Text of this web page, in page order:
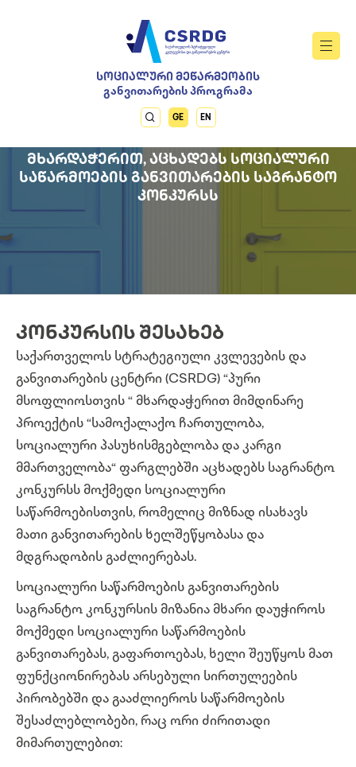
ᲡᲝᲪᲘᲐᲚᲣᲠᲘ ᲛᲔᲬᲐᲠᲛᲔᲝᲑᲘᲡ
განვითარების პროგრამა
GE EN
ᲛᲮᲐᲠᲓᲐᲭᲔᲠᲘᲗ, ᲐᲪᲮᲐᲓᲔᲑᲡ ᲡᲝᲪᲘᲐᲚᲣᲠᲘ
ᲡᲐᲬᲐᲠᲛᲝᲔᲑᲘᲡ ᲒᲐᲜᲕᲘᲗᲐᲠᲔᲑᲘᲡ ᲡᲐᲒᲠᲐᲜᲢᲝ
ᲙᲝᲜᲙᲣᲠᲡᲡ
ᲙᲝᲜᲙᲣᲠᲡᲘᲡ ᲨᲔᲡᲐᲮᲔᲑ
საქართველოს სტრატეგიული კვლევების და
განვითარების ცენტრი (CSRDG) “პური
მსოფლიოსთვის “ მხარდაჭერით მიმდინარე
პროექტის “სამოქალაქო ჩართულობა,
სოციალური პასუხისმგებლობა და კარგი
მმართველობა“ ფარგლებში აცხადებს საგრანტო
კონკურსს მოქმედი სოციალური
საწარმოებისთვის, რომელიც მიზნად ისახავს
მათი განვითარების ხელშეწყობასა და
მდგრადობის გაძლიერებას.
სოციალური საწარმოების განვითარების
საგრანტო კონკურსის მიზანია მხარი დაუჭიროს
მოქმედი სოციალური საწარმოების
განვითარებას, გაფართოებას, ხელი შეუწყოს მათ
ფუნქციონირებას არსებული სირთულეების
პირობებში და გააძლიეროს საწარმოების
შესაძლებლობები, რაც ორი ძირითადი
მიმართულებით: